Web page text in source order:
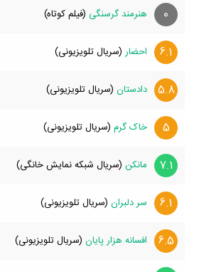
0 هنرمند گرسنگی (فیلم کوتاه)
6.1 احضار (سریال تلویزیونی)
5.8 دادستان (سریال تلویزیونی)
5 خاک گرم (سریال تلویزیونی)
7.1 مانکن (سریال شبکه نمایش خانگی)
6.1 سر دلبران (سریال تلویزیونی)
6.5 افسانه هزار پایان (سریال تلویزیونی)